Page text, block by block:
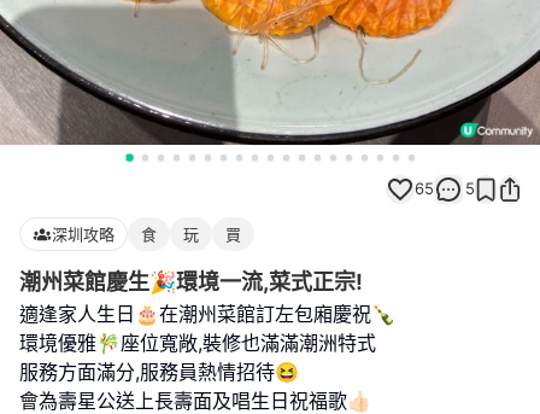
65 5
深圳攻略 食 玩 買
潮州菜館慶生🎉環境一流,菜式正宗!
適逢家人生日🎂在潮州菜館訂左包廂慶祝🍾
環境優雅🎋座位寬敞,裝修也滿滿潮洲特式
服務方面滿分,服務員熱情招待😆
會為壽星公送上長壽面及唱生日祝福歌👍🏻